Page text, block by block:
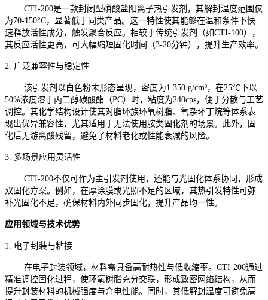
CTI-200是一款封闭型磷酸盐阳离子热引发剂，其解封温度范围仅
为70-150°C，显著低于同类产品。这一特性使其能够在温和条件下快
速释放活性成分，触发聚合反应。相较于传统引发剂（如CTI-100），
其反应活性更高，可大幅缩短固化时间（3-20分钟），提升生产效率。
2. 广泛兼容性与稳定性
该引发剂以白色粉末形态呈现，密度为1.350 g/cm³，在25℃下以
50%浓度溶于丙二醇碳酸酯（PC）时，粘度为240cps，便于分散与工艺
调控。其化学结构设计使其对脂环族环氧树脂、氧杂环丁烷等体系表
现出优异兼容性，尤其适用于无法使用胺类固化剂的场景。此外，固
化后无游离酸残留，避免了材料老化或性能衰减的风险。
3. 多场景应用灵活性
CTI-200不仅可作为主引发剂使用，还能与光固化体系协同，形成
双固化方案。例如，在厚涂膜或光照不足的区域，其热引发特性可弥
补光固化不足，确保材料内外同步固化，提升产品均一性。
应用领域与技术优势
1. 电子封装与粘接
在电子封装领域，材料需具备高耐热性与低收缩率。CTI-200通过
精准调控固化过程，使环氧树脂充分交联，形成致密网络结构，从而
提升封装材料的机械强度与介电性能。同时，其低解封温度可避免高